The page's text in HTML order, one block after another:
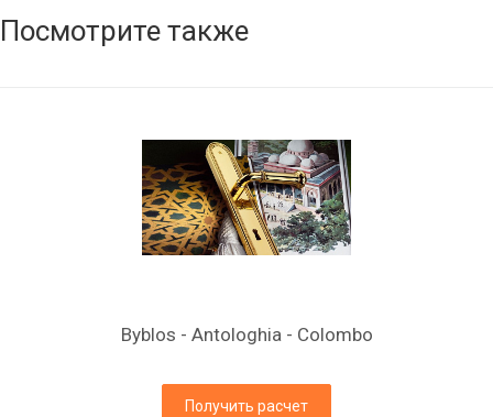
Посмотрите также
Byblos - Antologhia - Colombo
Получить расчет